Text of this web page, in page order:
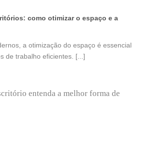
como otimizar o espaço e a
a otimização do espaço é essencial
de trabalho eficientes. [...]